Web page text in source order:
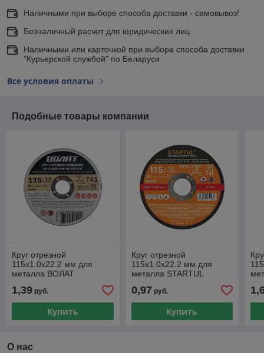
Наличными при выборе способа доставки - самовывоз!
Безналичный расчет для юридических лиц
Наличными или карточкой при выборе способа доставки
"Курьерской службой" по Беларуси
Все условия оплаты
Подобные товары компании
Круг отрезной
115х1.0x22.2 мм для
металла ВОЛАТ
1,39 руб.
Купить
Круг отрезной
115х1.0x22.2 мм для
металла STARTUL
0,97 руб.
Купить
О нас